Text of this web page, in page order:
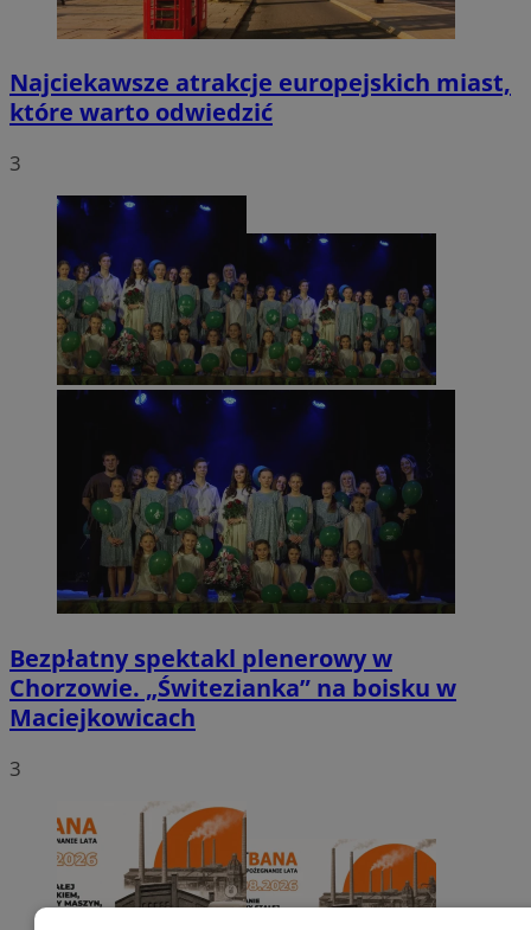
Najciekawsze atrakcje europejskich miast,
które warto odwiedzić
3
Bezpłatny spektakl plenerowy w
Chorzowie. „Świtezianka” na boisku w
Maciejkowicach
3